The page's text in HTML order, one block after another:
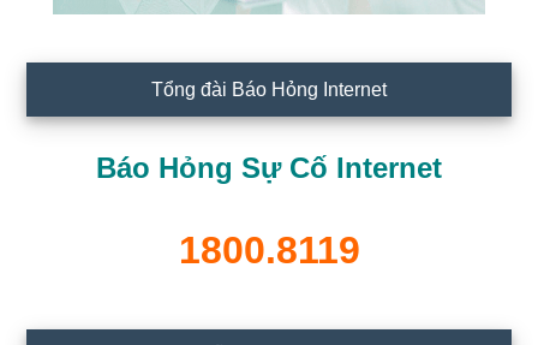
Tổng đài Báo Hỏng Internet
Báo Hỏng Sự Cố Internet
1800.8119